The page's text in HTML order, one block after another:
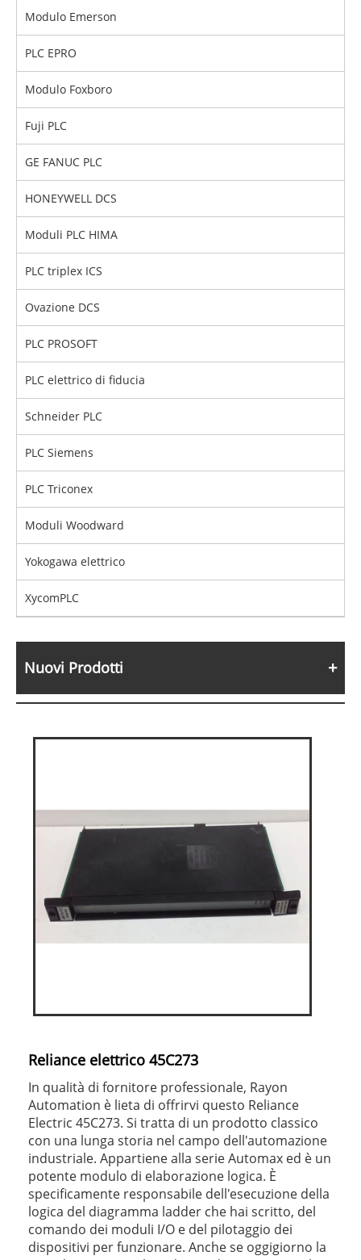
Modulo Emerson
PLC EPRO
Modulo Foxboro
Fuji PLC
GE FANUC PLC
HONEYWELL DCS
Moduli PLC HIMA
PLC triplex ICS
Ovazione DCS
PLC PROSOFT
PLC elettrico di fiducia
Schneider PLC
PLC Siemens
PLC Triconex
Moduli Woodward
Yokogawa elettrico
XycomPLC
Nuovi Prodotti
Reliance elettrico 45C273
In qualità di fornitore professionale, Rayon
Automation è lieta di offrirvi questo Reliance
Electric 45C273. Si tratta di un prodotto classico
con una lunga storia nel campo dell'automazione
industriale. Appartiene alla serie Automax ed è un
potente modulo di elaborazione logica. È
specificamente responsabile dell'esecuzione della
logica del diagramma ladder che hai scritto, del
comando dei moduli I/O e del pilotaggio dei
dispositivi per funzionare. Anche se oggigiorno la